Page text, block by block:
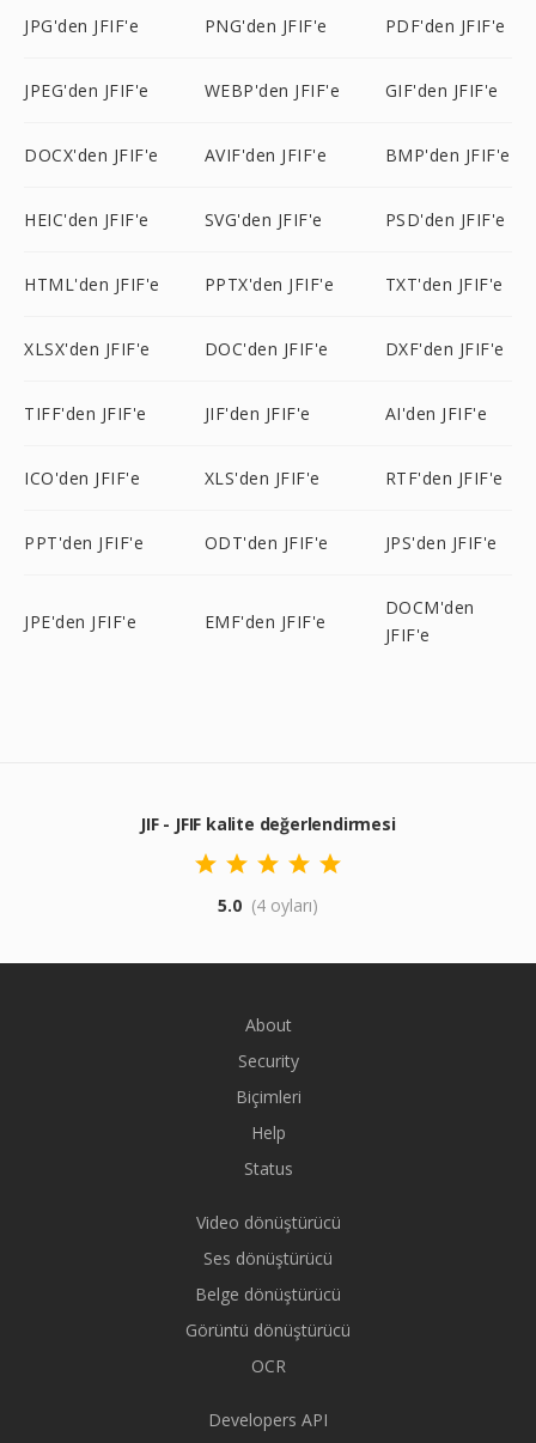
JPG'den JFIF'e PNG'den JFIF'e PDF'den JFIF'e
JPEG'den JFIF'e WEBP'den JFIF'e GIF'den JFIF'e
DOCX'den JFIF'e AVIF'den JFIF'e BMP'den JFIF'e
HEIC'den JFIF'e SVG'den JFIF'e PSD'den JFIF'e
HTML'den JFIF'e PPTX'den JFIF'e TXT'den JFIF'e
XLSX'den JFIF'e DOC'den JFIF'e DXF'den JFIF'e
TIFF'den JFIF'e JIF'den JFIF'e AI'den JFIF'e
ICO'den JFIF'e XLS'den JFIF'e RTF'den JFIF'e
PPT'den JFIF'e ODT'den JFIF'e JPS'den JFIF'e
JPE'den JFIF'e EMF'den JFIF'e
DOCM'den
JFIF'e
JIF - JFIF kalite değerlendirmesi
5.0 (4 oyları)
About
Security
Biçimleri
Help
Status
Video dönüştürücü
Ses dönüştürücü
Belge dönüştürücü
Görüntü dönüştürücü
OCR
Developers API